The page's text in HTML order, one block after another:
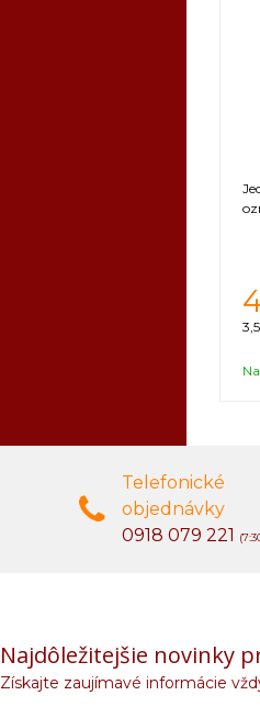
Telefonické
objednávky
0918 079 221
Najdôležitejšie novinky
Získajte zaujímavé informácie